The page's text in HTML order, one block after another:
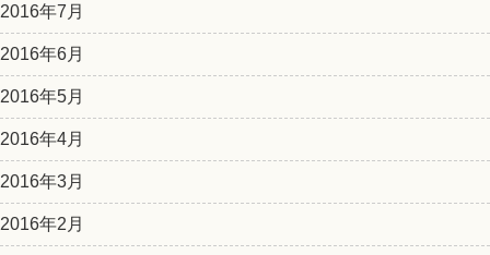
2016年7月
2016年6月
2016年5月
2016年4月
2016年3月
2016年2月